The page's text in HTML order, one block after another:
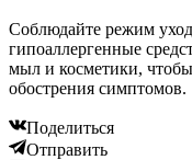
Соблюдайте режим
гипоаллергенные
мыл и косметики,
обострения симптомов.
Поделиться
Отправить